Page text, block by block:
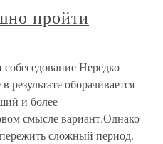
пройти
Нередко
оборачивается
и более
смысле вариант.Однако
сложный период.